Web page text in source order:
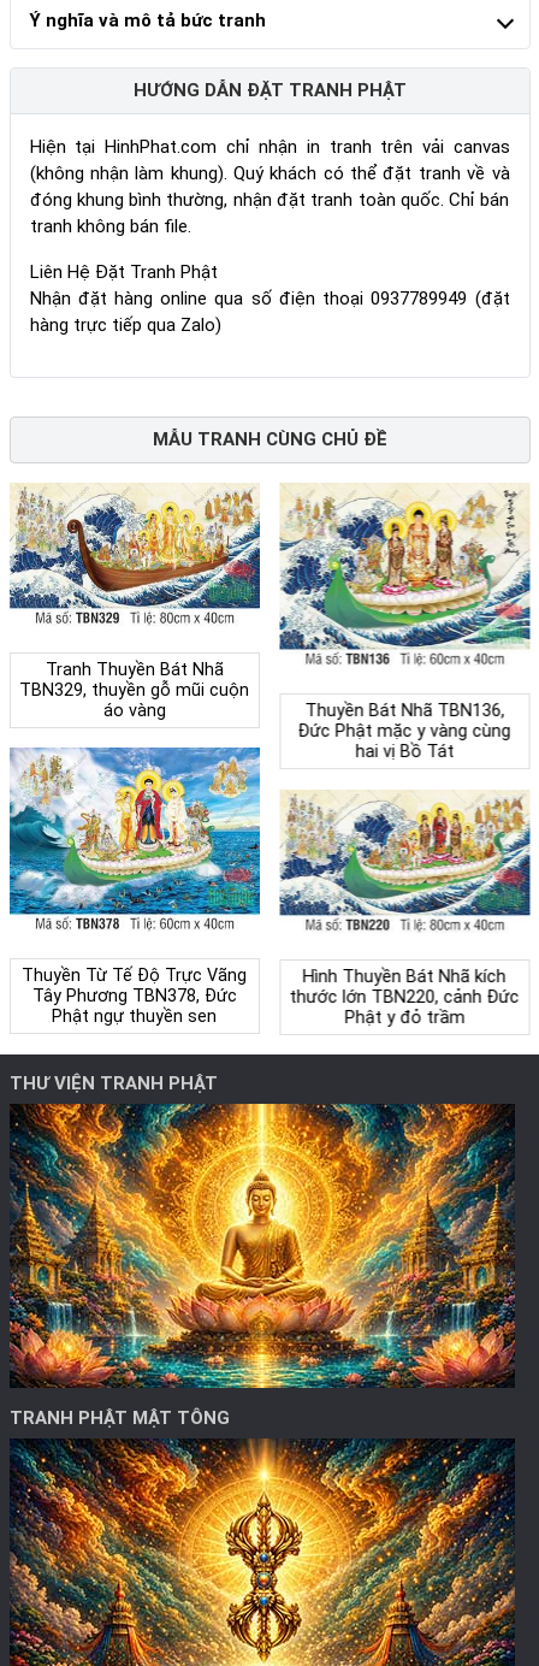
Ý nghĩa và mô tả bức tranh
HƯỚNG DẪN ĐẶT TRANH PHẬT
Hiện tại HinhPhat.com chỉ nhận in tranh trên vải canvas
(không nhận làm khung). Quý khách có thể đặt tranh về và
đóng khung bình thường, nhận đặt tranh toàn quốc. Chỉ bán
tranh không bán file.
Liên Hệ Đặt Tranh Phật
Nhận đặt hàng online qua số điện thoại 0937789949 (đặt
hàng trực tiếp qua Zalo)
MẪU TRANH CÙNG CHỦ ĐỀ
Tranh Thuyền Bát Nhã
TBN329, thuyền gỗ mũi cuộn
áo vàng
Thuyền Bát Nhã TBN136,
Đức Phật mặc y vàng cùng
hai vị Bồ Tát
Thuyền Từ Tế Độ Trực Vãng
Tây Phương TBN378, Đức
Phật ngự thuyền sen
Hình Thuyền Bát Nhã kích
thước lớn TBN220, cảnh Đức
Phật y đỏ trầm
THƯ VIỆN TRANH PHẬT
TRANH PHẬT MẬT TÔNG